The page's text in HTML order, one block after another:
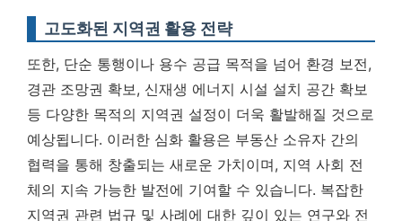
고도화된 지역권 활용 전략
또한, 단순 통행이나 용수 공급 목적을 넘어 환경 보전,
경관 조망권 확보, 신재생 에너지 시설 설치 공간 확보
등 다양한 목적의 지역권 설정이 더욱 활발해질 것으로
예상됩니다. 이러한 심화 활용은 부동산 소유자 간의
협력을 통해 창출되는 새로운 가치이며, 지역 사회 전
체의 지속 가능한 발전에 기여할 수 있습니다. 복잡한
지역권 관련 법규 및 사례에 대한 깊이 있는 연구와 전